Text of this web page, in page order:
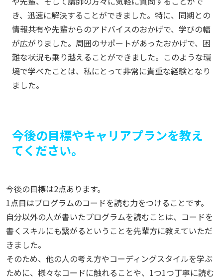
き、迅速に解決することができました。特に、同期との
情報共有や先輩からのアドバイスのおかげで、学びの幅
が広がりました。周囲のサポートがあったおかげで、困
難な状況も乗り越えることができました。このような環
境で学べたことは、私にとって非常に貴重な経験となり
ました。
今後の目標やキャリアプランを教え
てください。
今後の目標は2点あります。
1点目はプログラムのコードを読む力をつけることです。
自分以外の人が書いたプログラムを読むことは、コードを
書くスキルにも繋がるということを先輩方に教えていただ
きました。
そのため、他の人の考え方やコーディングスタイルを学ぶ
ために、様々なコードに触れることや、1つ1つ丁寧に読む